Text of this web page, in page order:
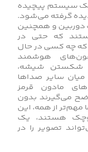
سیستم پیچیده
گرفته می‌شود.
دوربین و همچنین
که حتی در
که چه کسی در حال
هوشمند
شکستن شیشه،
میان سایر صداها
مادون قرمز
می‌گیرند بدون
مهم‌تر از همه، این
هستند، یک
تصویر را در